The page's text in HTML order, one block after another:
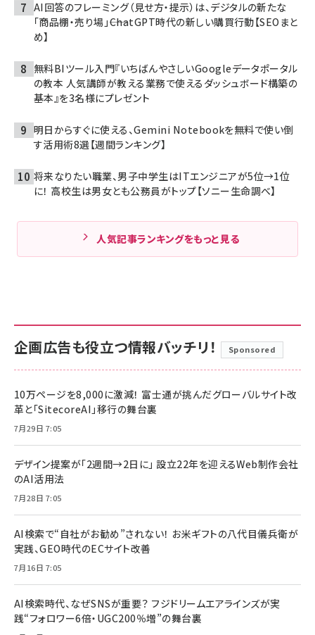
AI回答のフレーミング（見せ方・提示）は、デジタルの新たな
「商品棚・売り場」――ChatGPT時代の新しい購買行動【SEOまと
め】
無料BIツール入門『いちばんやさしいGoogleデータポータル
の教本 人気講師が教える業務で使えるダッシュボード構築の
基本』を3名様にプレゼント
明日からすぐに使える、Gemini Notebookを無料で使い倒
す活用術8選【週間ランキング】
将来なりたい職業、男子中学生はITエンジニアが5位→1位
に！ 高校生は男女とも公務員がトップ【ソニー生命調べ】
人気記事ランキングをもっと見る
企画広告も役立つ情報バッチリ！ Sponsored
10万ページを8,000に激減！ 富士通が挑んだグローバルサイト改
革と「SitecoreAI」移行の舞台裏
7月29日 7:05
デザイン提案が「2週間→2日に」 設立22年を迎えるWeb制作会社
のAI活用法
7月28日 7:05
AI検索で“自社がお勧め”されない！ お米ギフトの八代目儀兵衛が
実践、GEO時代のECサイト改善
7月16日 7:05
AI検索時代、なぜSNSが重要？ フジドリームエアラインズが実
践“フォロワー6倍・UGC200％増”の舞台裏